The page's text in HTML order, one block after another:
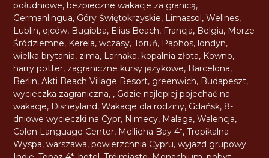
południowe,bezpieczne wakacje za granicą,
Germanlingua, Góry Świętokrzyskie, Limassol,Wellnes,
Lublin, ojców, Bugibba, Elias Beach, Francja, Belgia, Morze
Śródziemne, Kerela,wczasy,Toruń, Paphos, londyn,
wielka brytania, zima, Larnaka, kopalnia złota, Kowno,
harry potter, zagraniczne kursy językowe, Barcelona,
Berlin,Akti Beach Village Resort, greenwich, Budapeszt,
wycieczka zagraniczna, , Gdzie najlepiej pojechać na
wakacje, Disneyland,Wakacje dla rodziny, Gdańsk, 8-
dniowe wycieczki na Cypr, Nimecy, Malaga,Walencja,
Colon Language Center, Mellieha Bay 4*,Tropikalna
Wyspa,warszawa,powierzchnia Cypru,wyjazd grupowy